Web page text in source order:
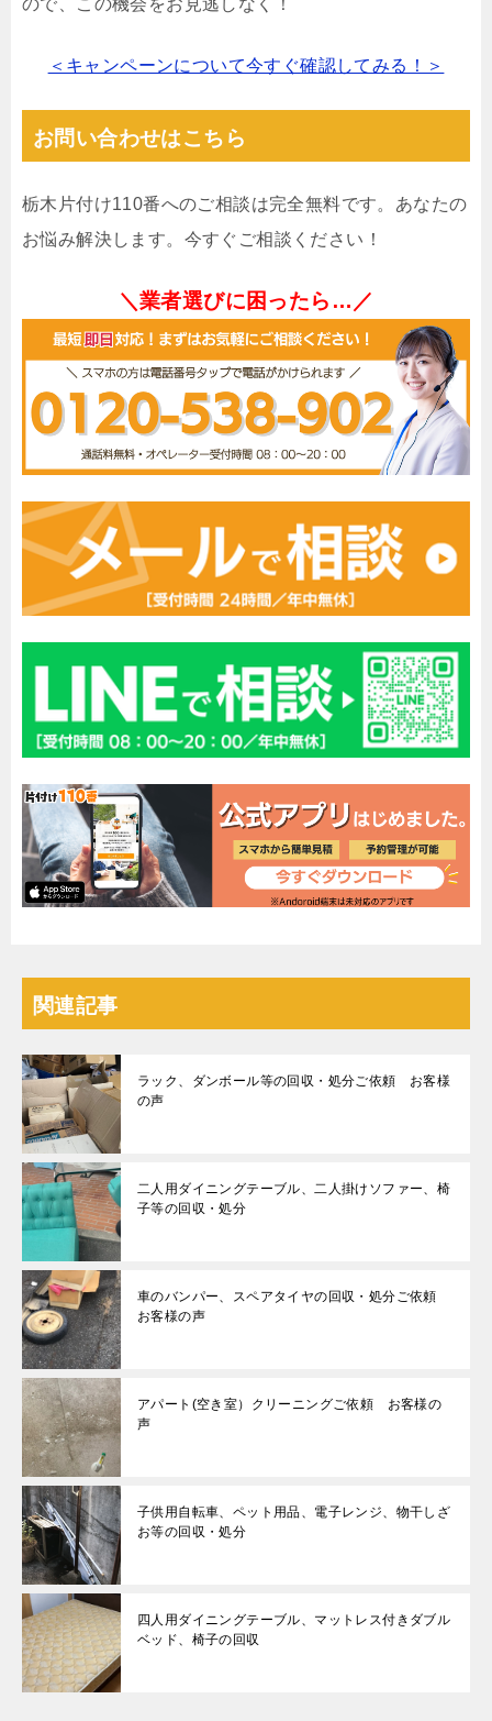
ので、この機会をお見逃しなく！
＜キャンペーンについて今すぐ確認してみる！＞
お問い合わせはこちら
栃木片付け110番へのご相談は完全無料です。あなたの
お悩み解決します。今すぐご相談ください！
＼業者選びに困ったら…／
関連記事
ラック、ダンボール等の回収・処分ご依頼 お客様
の声
二人用ダイニングテーブル、二人掛けソファー、椅
子等の回収・処分
車のバンパー、スペアタイヤの回収・処分ご依頼
お客様の声
アパート(空き室）クリーニングご依頼 お客様の
声
子供用自転車、ペット用品、電子レンジ、物干しざ
お等の回収・処分
四人用ダイニングテーブル、マットレス付きダブル
ベッド、椅子の回収